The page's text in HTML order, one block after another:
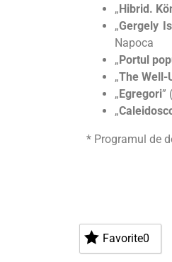
„ Hibrid.
„Gergely
Napoca
„ Portul
„The Well-
„ Egregori”
„
* Programul de
Favorite0